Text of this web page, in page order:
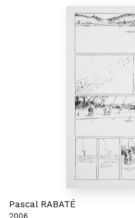
Pascal RABATÉ
2006